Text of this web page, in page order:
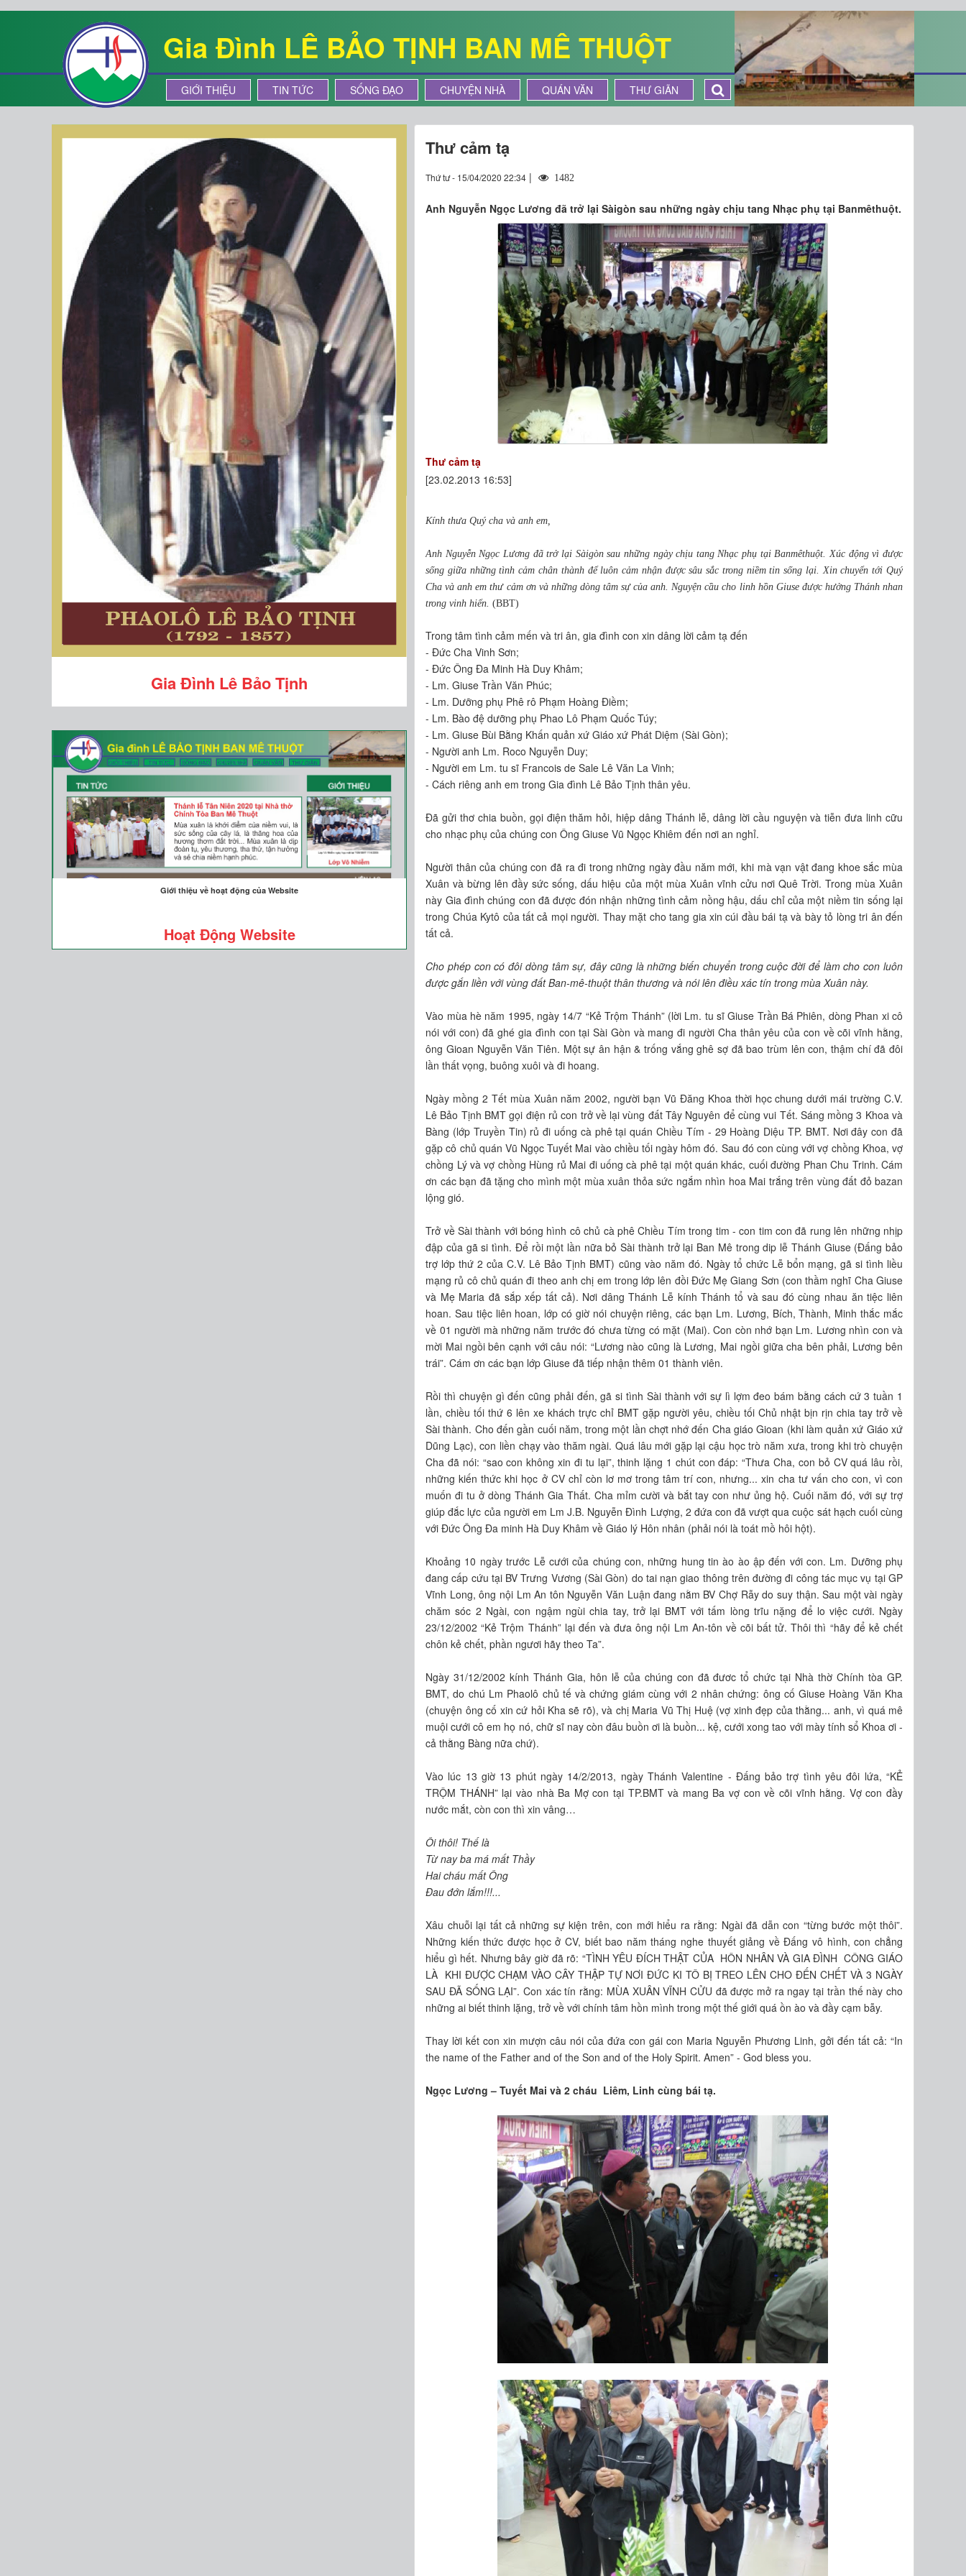
Gia Đình LÊ BẢO TỊNH BAN MÊ THUỘT
GIỚI THIỆU TIN TỨC SỐNG ĐẠO CHUYỆN NHÀ QUÁN VĂN THƯ GIÃN
Thư cảm tạ
Thứ tư - 15/04/2020 22:34 | 1482
Anh Nguyễn Ngọc Lương đã trở lại Sàigòn sau những ngày chịu tang Nhạc phụ tại Banmêthuột.
Thư cảm tạ
[23.02.2013 16:53]
Kính thưa Quý cha và anh em,
Anh Nguyễn Ngọc Lương đã trở lại Sàigòn sau những ngày chịu tang Nhạc phụ tại Banmêthuột. Xúc động vì được
sống giữa những tình cảm chân thành để luôn cảm nhận được sâu sắc trong niềm tin sống lại. Xin chuyển tới Quý
Cha và anh em thư cảm ơn và những dòng tâm sự của anh. Nguyện cầu cho linh hồn Giuse được hưởng Thánh nhan
trong vinh hiển.(BBT)
Trong tâm tình cảm mến và tri ân, gia đình con xin dâng lời cảm tạ đến
- Đức Cha Vinh Sơn;
- Đức Ông Đa Minh Hà Duy Khâm;
- Lm. Giuse Trần Văn Phúc;
- Lm. Dưỡng phụ Phê rô Phạm Hoàng Điềm;
- Lm. Bào đệ dưỡng phụ Phao Lô Phạm Quốc Túy;
- Lm. Giuse Bùi Bằng Khấn quản xứ Giáo xứ Phát Diệm (Sài Gòn);
- Người anh Lm. Roco Nguyễn Duy;
- Người em Lm. tu sĩ Francois de Sale Lê Văn La Vinh;
- Cách riêng anh em trong Gia đình Lê Bảo Tịnh thân yêu.
Đã gửi thơ chia buồn, gọi điện thăm hỏi, hiệp dâng Thánh lễ, dâng lời cầu nguyện và tiễn đưa linh cữu
cho nhạc phụ của chúng con Ông Giuse Vũ Ngọc Khiêm đến nơi an nghỉ.
Người thân của chúng con đã ra đi trong những ngày đầu năm mới, khi mà vạn vật đang khoe sắc mùa
Xuân và bừng lên đầy sức sống, dấu hiệu của một mùa Xuân vĩnh cửu nơi Quê Trời. Trong mùa Xuân
này Gia đình chúng con đã được đón nhận những tình cảm nồng hậu, dấu chỉ của một niềm tin sống lại
trong Chúa Kytô của tất cả mọi người. Thay mặt cho tang gia xin cúi đầu bái tạ và bày tỏ lòng tri ân đến
tất cả.
Cho phép con có đôi dòng tâm sự, đây cũng là những biến chuyển trong cuộc đời để làm cho con luôn
được gắn liền với vùng đất Ban-mê-thuột thân thương và nói lên điều xác tín trong mùa Xuân này.
Vào mùa hè năm 1995, ngày 14/7 “Kẻ Trộm Thánh” (lời Lm. tu sĩ Giuse Trần Bá Phiên, dòng Phan xi cô
nói với con) đã ghé gia đình con tại Sài Gòn và mang đi người Cha thân yêu của con về cõi vĩnh hằng,
ông Gioan Nguyễn Văn Tiên. Một sự ân hận & trống vắng ghê sợ đã bao trùm lên con, thậm chí đã đôi
lần thất vọng, buông xuôi và đi hoang.
Ngày mồng 2 Tết mùa Xuân năm 2002, người bạn Vũ Đăng Khoa thời học chung dưới mái trường C.V.
Lê Bảo Tịnh BMT gọi điện rủ con trở về lại vùng đất Tây Nguyên để cùng vui Tết. Sáng mồng 3 Khoa và
Bàng (lớp Truyền Tin) rủ đi uống cà phê tại quán Chiều Tím - 29 Hoàng Diệu TP. BMT. Nơi đây con đã
gặp cô chủ quán Vũ Ngọc Tuyết Mai vào chiều tối ngày hôm đó. Sau đó con cùng với vợ chồng Khoa, vợ
chồng Lý và vợ chồng Hùng rủ Mai đi uống cà phê tại một quán khác, cuối đường Phan Chu Trinh. Cám
ơn các bạn đã tặng cho mình một mùa xuân thỏa sức ngắm nhìn hoa Mai trắng trên vùng đất đỏ bazan
lộng gió.
Trở về Sài thành với bóng hình cô chủ cà phê Chiều Tím trong tim - con tim con đã rung lên những nhịp
đập của gã si tình. Để rồi một lần nữa bỏ Sài thành trở lại Ban Mê trong dip lễ Thánh Giuse (Đấng bảo
trợ lớp thứ 2 của C.V. Lê Bảo Tịnh BMT) cũng vào năm đó. Ngày tổ chức Lễ bổn mạng, gã si tình liều
mạng rủ cô chủ quán đi theo anh chị em trong lớp lên đồi Đức Mẹ Giang Sơn (con thầm nghĩ Cha Giuse
và Mẹ Maria đã sắp xếp tất cả). Nơi dâng Thánh Lễ kính Thánh tổ và sau đó cùng nhau ăn tiệc liên
hoan. Sau tiệc liên hoan, lớp có giờ nói chuyện riêng, các bạn Lm. Lương, Bích, Thành, Minh thắc mắc
về 01 người mà những năm trước đó chưa từng có mặt (Mai). Con còn nhớ bạn Lm. Lương nhìn con và
mời Mai ngồi bên cạnh với câu nói: “Lương nào cũng là Lương, Mai ngồi giữa cha bên phải, Lương bên
trái”. Cám ơn các bạn lớp Giuse đã tiếp nhận thêm 01 thành viên.
Rồi thì chuyện gì đến cũng phải đến, gã si tình Sài thành với sự lì lợm đeo bám bằng cách cứ 3 tuần 1
lần, chiều tối thứ 6 lên xe khách trực chỉ BMT gặp người yêu, chiều tối Chủ nhật bịn rịn chia tay trở về
Sài thành. Cho đến gần cuối năm, trong một lần chợt nhớ đến Cha giáo Gioan (khi làm quản xứ Giáo xứ
Dũng Lạc), con liền chạy vào thăm ngài. Quá lâu mới gặp lại cậu học trò năm xưa, trong khi trò chuyện
Cha đã nói: “sao con không xin đi tu lại”, thinh lặng 1 chút con đáp: “Thưa Cha, con bỏ CV quá lâu rồi,
những kiến thức khi học ở CV chỉ còn lơ mơ trong tâm trí con, nhưng... xin cha tư vấn cho con, vì con
muốn đi tu ở dòng Thánh Gia Thất. Cha mỉm cười và bắt tay con như ủng hộ. Cuối năm đó, với sự trợ
giúp đắc lực của người em Lm J.B. Nguyễn Đình Lượng, 2 đứa con đã vượt qua cuộc sát hạch cuối cùng
với Đức Ông Đa minh Hà Duy Khâm về Giáo lý Hôn nhân (phải nói là toát mồ hôi hột).
Khoảng 10 ngày trước Lễ cưới của chúng con, những hung tin ào ào ập đến với con. Lm. Dưỡng phụ
đang cấp cứu tại BV Trưng Vương (Sài Gòn) do tai nạn giao thông trên đường đi công tác mục vụ tại GP
Vĩnh Long, ông nội Lm An tôn Nguyễn Văn Luận đang nằm BV Chợ Rẫy do suy thận. Sau một vài ngày
chăm sóc 2 Ngài, con ngậm ngùi chia tay, trở lại BMT với tấm lòng trĩu nặng để lo việc cưới. Ngày
23/12/2002 “Kẻ Trộm Thánh” lại đến và đưa ông nội Lm An-tôn về cõi bất tử. Thôi thì “hãy để kẻ chết
chôn kẻ chết, phần ngươi hãy theo Ta”.
Ngày 31/12/2002 kính Thánh Gia, hôn lễ của chúng con đã đươc tổ chức tại Nhà thờ Chính tòa GP.
BMT, do chú Lm Phaolô chủ tế và chứng giám cùng với 2 nhân chứng: ông cố Giuse Hoàng Văn Kha
(chuyện ông cố xin cứ hỏi Kha sẽ rõ), và chị Maria Vũ Thị Huệ (vợ xinh đẹp của thằng... anh, vì quá mê
muội cưới cô em họ nó, chữ sĩ nay còn đâu buồn ơi là buồn... kệ, cưới xong tao với mày tính sổ Khoa ơi -
cả thằng Bàng nữa chứ).
Vào lúc 13 giờ 13 phút ngày 14/2/2013, ngày Thánh Valentine - Đấng bảo trợ tình yêu đôi lứa, “KẺ
TRỘM THÁNH” lại vào nhà Ba Mợ con tại TP.BMT và mang Ba vợ con về cõi vĩnh hằng. Vợ con đầy
nước mắt, còn con thì xin vâng…
Ôi thôi! Thế là
Từ nay ba má mất Thầy
Hai cháu mất Ông
Đau đớn lắm!!!...
Xâu chuỗi lại tất cả những sự kiện trên, con mới hiểu ra rằng: Ngài đã dẫn con “từng bước một thôi”.
Những kiến thức được học ở CV, biết bao năm tháng nghe thuyết giảng về Đấng vô hình, con chẳng
hiểu gì hết. Nhưng bây giờ đã rõ: “TÌNH YÊU ĐÍCH THẬT CỦA HÔN NHÂN VÀ GIA ĐÌNH CÔNG GIÁO
LÀ KHI ĐƯỢC CHẠM VÀO CÂY THẬP TỰ NƠI ĐỨC KI TÔ BỊ TREO LÊN CHO ĐẾN CHẾT VÀ 3 NGÀY
SAU ĐÃ SỐNG LẠI”. Con xác tín rằng: MÙA XUÂN VĨNH CỬU đã được mở ra ngay tại trần thế này cho
những ai biết thinh lặng, trở về với chính tâm hồn mình trong một thế giới quá ồn ào và đầy cạm bẫy.
Thay lời kết con xin mượn câu nói của đứa con gái con Maria Nguyễn Phương Linh, gởi đến tất cả: “In
the name of the Father and of the Son and of the Holy Spirit. Amen” - God bless you.
Ngọc Lương – Tuyết Mai và 2 cháu Liêm, Linh cùng bái tạ.
Gia Đình Lê Bảo Tịnh
Giới thiệu về hoạt động của Website
Hoạt Động Website